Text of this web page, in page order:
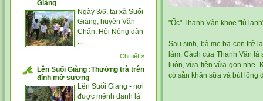
Giàng
Ngày 3/6, tại xã Suối
Giàng, huyện Văn
Chấn, Hội Nông dân
...
Chi tiết »
Lên Suối Giàng :Thưởng trà trên
đỉnh mờ sương
Lên Suối Giàng - nơi
được mệnh danh là
"Ốc" Thanh Vân khoe "tủ
Sau sinh, bà mẹ ba con trở
làm. Cách của Thanh Vân
luôn, vừa tiện vừa gọn nhẹ.
có sẵn khăn sữa và bút lông